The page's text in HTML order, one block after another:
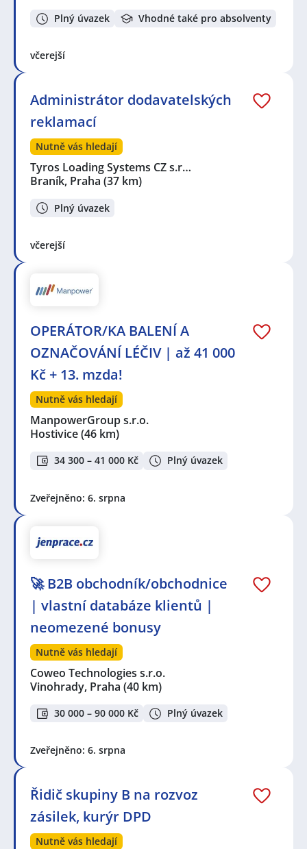
Plný úvazek Vhodné také pro absolventy
včerejší
Administrátor dodavatelských
reklamací
Nutně vás hledají
Tyros Loading Systems CZ s.r…
Braník, Praha (37 km)
Plný úvazek
včerejší
OPERÁTOR/KA BALENÍ A
OZNAČOVÁNÍ LÉČIV | až 41 000
Kč + 13. mzda!
Nutně vás hledají
ManpowerGroup s.r.o.
Hostivice(46 km)
34 300 – 41 000 Kč Plný úvazek
Zveřejněno: 6. srpna
🚀 B2B obchodník/obchodnice
| vlastní databáze klientů |
neomezené bonusy
Nutně vás hledají
Coweo Technologies s.r.o.
Vinohrady, Praha (40 km)
30 000 – 90 000 Kč Plný úvazek
Zveřejněno: 6. srpna
Řidič skupiny B na rozvoz
zásilek, kurýr DPD
Nutně vás hledají